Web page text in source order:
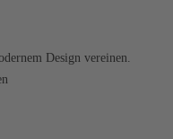
Design vereinen.